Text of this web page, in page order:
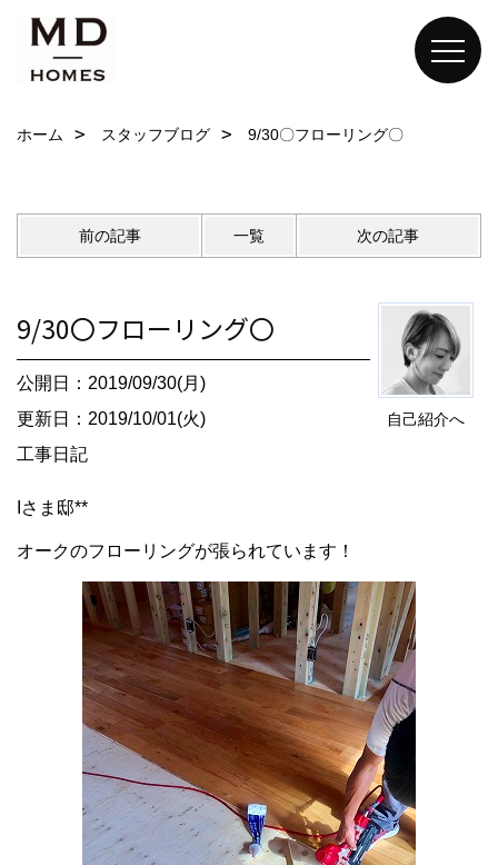
ホーム スタッフブログ 9/30〇フローリング〇
前の記事 一覧 次の記事
自己紹介へ
9/30〇フローリング〇
公開日：2019/09/30(月)
更新日：2019/10/01(火)
工事日記
Iさま邸**
オークのフローリングが張られています！